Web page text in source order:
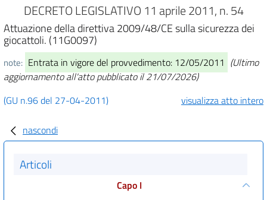
DECRETO LEGISLATIVO 11 aprile 2011, n. 54
Attuazione della direttiva 2009/48/CE sulla sicurezza dei
giocattoli. (11G0097)
note: Entrata in vigore del provvedimento: 12/05/2011 (Ultimo
aggiornamento all'atto pubblicato il 21/07/2026)
(GU n.96 del 27-04-2011)
visualizza atto intero
nascondi
Articoli
Capo I